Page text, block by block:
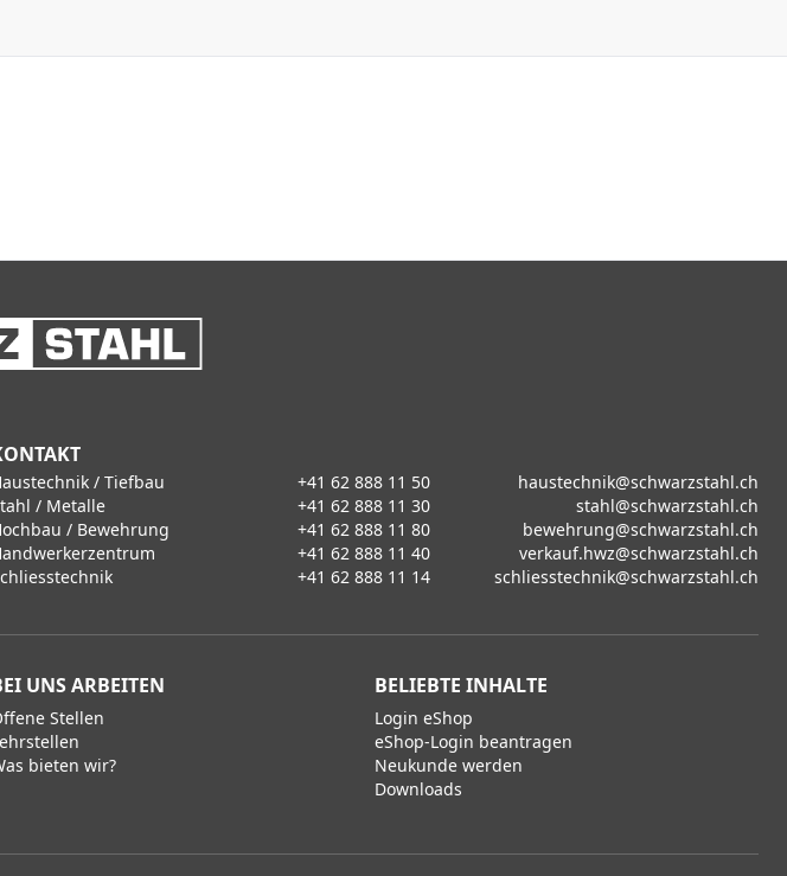
/ Tiefbau +41 62 888 11 50
haustechnik@schwarzstahl.ch
/ Metalle
+41 62 888 11 30
stahl@schwarzstahl.ch
/ Bewehrung
+41 62 888 11 80
bewehrung@schwarzstahl.ch
+41 62 888 11 40
verkauf.hwz@schwarzstahl.ch
+41 62 888 11 14 schliesstechnik@schwarzstahl.ch
UNS ARBEITEN
Stellen
bieten wir?
BELIEBTE INHALTE
Login eShop
eShop-Login beantragen
Neukunde werden
Downloads